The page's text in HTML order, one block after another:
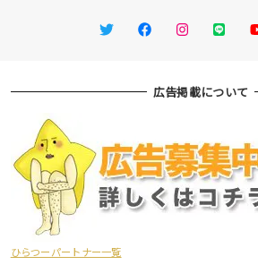
TwitterFacebookInstagram
LINE
広告掲載について
ひらつーパートナー一覧